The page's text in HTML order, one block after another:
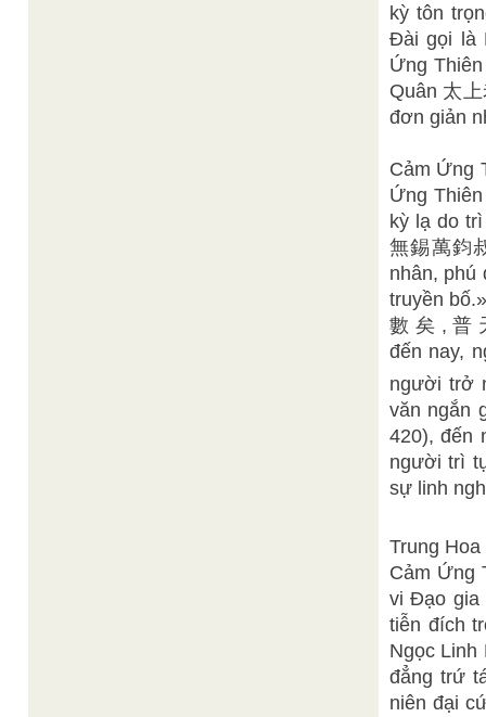
kỳ tôn
Đài gọi là
Ứng
Quân 太
đơn giản
Cảm Ứng
Ứng
kỳ lạ do
無錫萬鈞
nhân, phú
truyền
數 矣 , 普
đến nay,
người trở
văn ngắn
420), đến
người trì
sự linh
Trung
Cảm Ứng
vi Đạo gia
tiễn đích
Ngọc Linh
đẳng trứ
niên đại